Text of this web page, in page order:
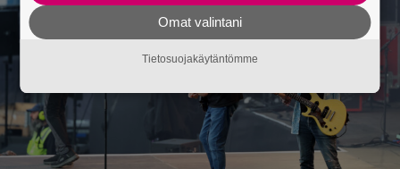
Omat valintani
Tietosuojakäytäntömme